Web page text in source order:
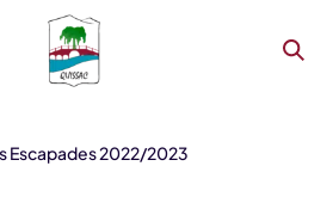
Escapades 2022/2023